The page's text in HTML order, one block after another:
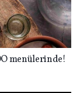
menülerinde!